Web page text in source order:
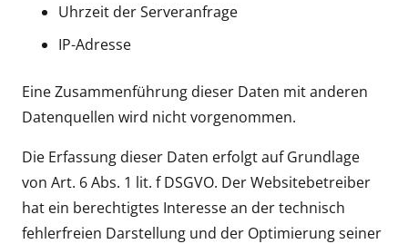
Uhrzeit der Serveranfrage
IP-Adresse
Eine Zusammenführung dieser Daten mit anderen
Datenquellen wird nicht vorgenommen.
Die Erfassung dieser Daten erfolgt auf Grundlage
von Art. 6 Abs. 1 lit. f DSGVO. Der Websitebetreiber
hat ein berechtigtes Interesse an der technisch
fehlerfreien Darstellung und der Optimierung seiner